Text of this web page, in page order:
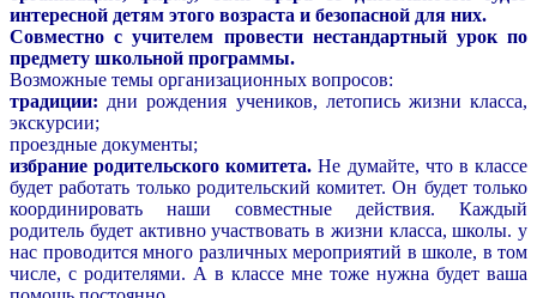
интересной детям этого возраста и безопасной для них.
Совместно с учителем провести нестандартный урок по
предмету школьной программы.
Возможные темы организационных вопросов:
традиции: дни рождения учеников, летопись жизни класса,
экскурсии;
проездные документы;
избрание родительского комитета.Не думайте, что в классе
будет работать только родительский комитет. Он будет только
координировать наши совместные действия. Каждый
родитель будет активно участвовать в жизни класса, школы. у
нас проводится много различных мероприятий в школе, в том
числе, с родителями. А в классе мне тоже нужна будет ваша